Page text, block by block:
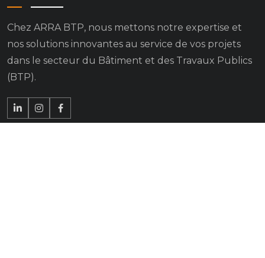
Chez ARRA BTP, nous mettons notre expertise et
nos solutions innovantes au service de vos projets
dans le secteur du Bâtiment et des Travaux Publics
(BTP).